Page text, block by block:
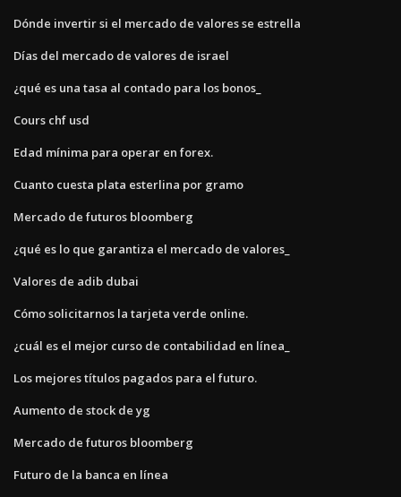
Dónde invertir si el mercado de valores se estrella
Días del mercado de valores de israel
¿qué es una tasa al contado para los bonos_
Cours chf usd
Edad mínima para operar en forex.
Cuanto cuesta plata esterlina por gramo
Mercado de futuros bloomberg
¿qué es lo que garantiza el mercado de valores_
Valores de adib dubai
Cómo solicitarnos la tarjeta verde online.
¿cuál es el mejor curso de contabilidad en línea_
Los mejores títulos pagados para el futuro.
Aumento de stock de yg
Mercado de futuros bloomberg
Futuro de la banca en línea